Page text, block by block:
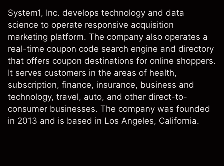
System1, Inc. develops technology and data
science to operate responsive acquisition
marketing platform. The company also operates a
real-time coupon code search engine and directory
that offers coupon destinations for online shoppers.
It serves customers in the areas of health,
subscription, finance, insurance, business and
technology, travel, auto, and other direct-to-
consumer businesses. The company was founded
in 2013 and is based in Los Angeles, California.